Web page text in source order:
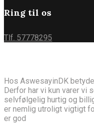
Ring til os
Tlf. 57778295
Hos AswesayinDK
Derfor har vi kun varer vi
selvfølgelig hurtig og
er nemlig utroligt vigtigt
er god